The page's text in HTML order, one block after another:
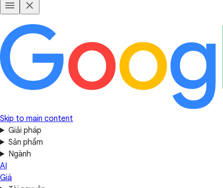
Skip to main content
Giải pháp
Sản phẩm
Ngành
AI
Giá